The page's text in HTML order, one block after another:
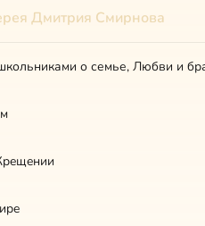
Дмитрия Смирнова
о семье, Любви и